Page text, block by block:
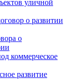
уличной
о развитии
о
коммерческое
развитие